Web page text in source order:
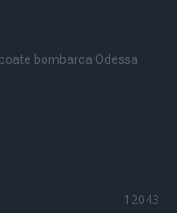
bombarda Odessa
12043